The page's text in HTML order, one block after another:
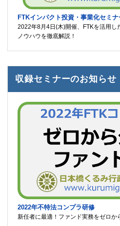
FTKインパクト投資・事業化セミナ
2022年8月4日(木)開催、FTKを活用し
ノウハウを徹底解説！
収録セミナーのお知らせ
2022年不特法コンプラ研修
新任者に最適！ファンド実務をゼロか